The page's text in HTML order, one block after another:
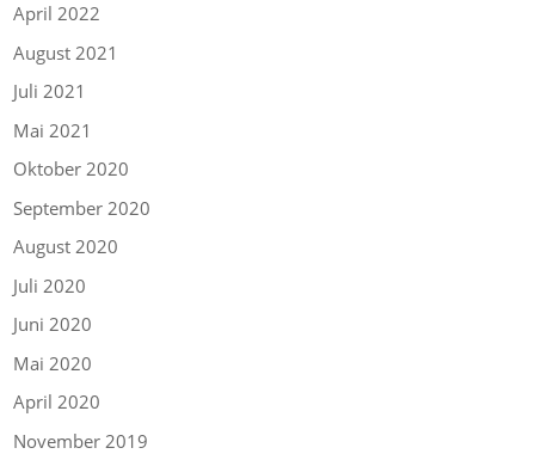
April 2022
August 2021
Juli 2021
Mai 2021
Oktober 2020
September 2020
August 2020
Juli 2020
Juni 2020
Mai 2020
April 2020
November 2019